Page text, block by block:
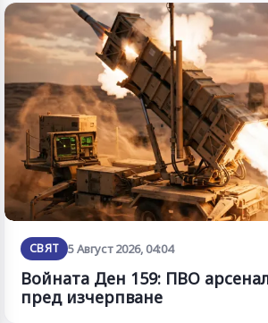
СВЯТ 5 Август 2026, 04:04
Войната Ден 159: ПВО
пред изчерпване